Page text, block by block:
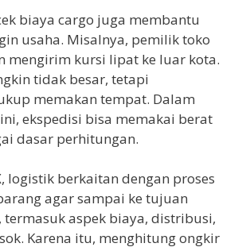
biaya cargo juga membantu
usaha. Misalnya, pemilik toko
mengirim kursi lipat ke luar kota.
tidak besar, tetapi
memakan tempat. Dalam
ekspedisi bisa memakai berat
dasar perhitungan.
logistik berkaitan dengan proses
agar sampai ke tujuan
termasuk aspek biaya, distribusi,
Karena itu, menghitung ongkir